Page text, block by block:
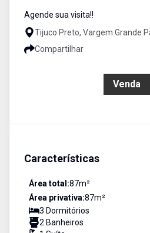
Agende sua visita!!
Tijuco Preto, Vargem Grande
Compartilhar
Venda
Características
Área total:87m²
Área privativa:87m²
3 Dormitórios
2 Banheiros